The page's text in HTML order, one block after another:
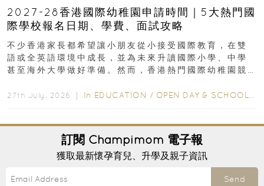
2027-28香港國際幼稚園申請時間｜5大熱門國
際學校報名日期、學費、面試攻略
不少香港家長都希望讓小朋友從小接受國際教育，在雙
語或全英語環境中成長，並為未來升讀國際小學、中學
甚至海外大學做好準備。然而，香港熱門國際幼稚園競
27th July, 2026 ｜ In EDUCATION / OPEN DAY & SCHOOL EVENTS
訂閱 Champimom 電子報
獲取最新懷孕育兒、升學及親子資訊
Send